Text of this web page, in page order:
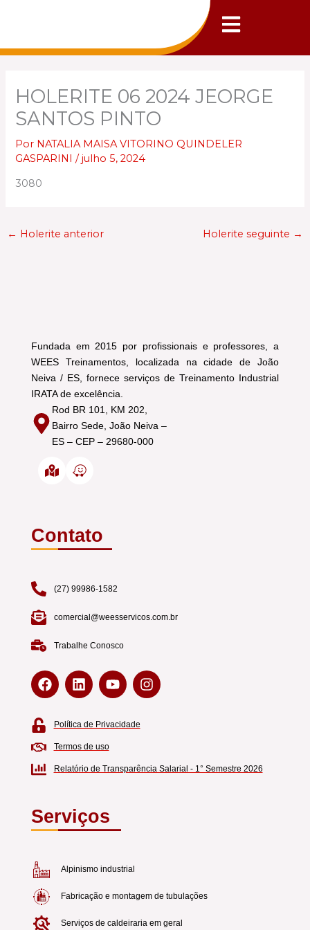
conteúdo
HOLERITE 06 2024 JEORGE
SANTOS PINTO
Por NATALIA MAISA VITORINO QUINDELER
GASPARINI/julho 5, 2024
3080
← Holerite anterior Holerite seguinte →
Fundada em 2015 por profissionais e professores, a
WEES Treinamentos, localizada na cidade de João
Neiva / ES, fornece serviços de Treinamento Industrial
IRATA de excelência.
Rod BR 101, KM 202,
Bairro Sede, João Neiva –
ES – CEP – 29680-000
Contato
(27) 99986-1582
comercial@weesservicos.com.br
Trabalhe Conosco
_________
a
c
o
o
k
i
n
d
i
o
u
u
b
n
s
m
Política de Privacidade
Termos de uso
Relatório de Transparência Salarial - 1° Semestre 2026
Serviços
__________
Alpinismo industrial
Fabricação e montagem de tubulações
Serviços de caldeiraria em geral